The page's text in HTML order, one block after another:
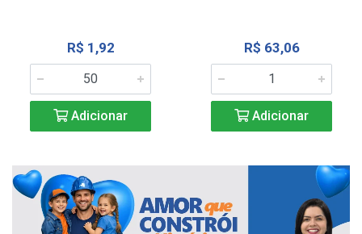
R$ 1,92
Adicionar
R$ 63,06
Adicionar